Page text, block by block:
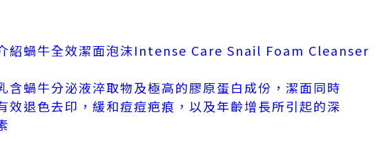
紹蝸牛全效潔面泡沫Intense Care Snail Foam Cleanser
含蝸牛分泌液淬取物及極高的膠原蛋白成份，潔面同時
效退色去印，緩和痘痘疤痕，以及年齡增長所引起的深